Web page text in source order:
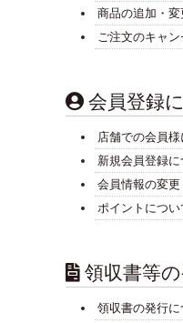
商品の追加・
ご注文のキャ
会員登録
店舗での会員
新規会員登録に
会員情報の変更
ポイントについ
領収書等
領収書の発行に